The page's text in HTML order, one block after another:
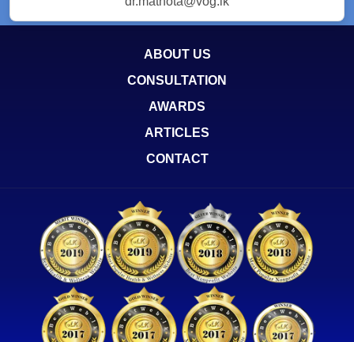
ABOUT US
CONSULTATION
AWARDS
ARTICLES
CONTACT